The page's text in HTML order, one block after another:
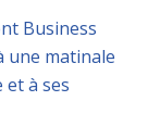
Business
une matinale
et à ses